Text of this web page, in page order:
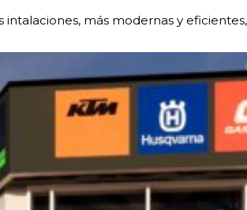
intalaciones, más modernas y